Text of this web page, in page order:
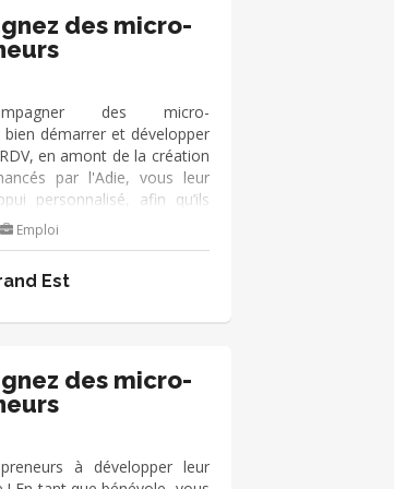
des micro-
des micro-
bien démarrer et développer
en amont de la création
par l'Adie, vous leur
personnalisé, afin qu’ils
dans leur métier de
Vous échangez
durée. Vous utilisez le kit
Emploi
Est
des micro-
à développer leur